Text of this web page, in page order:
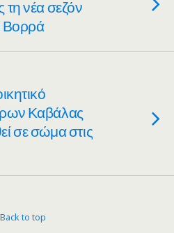
τη νέα σεζόν
Βορρά
Καβάλας
σε σώμα στις
Back to top